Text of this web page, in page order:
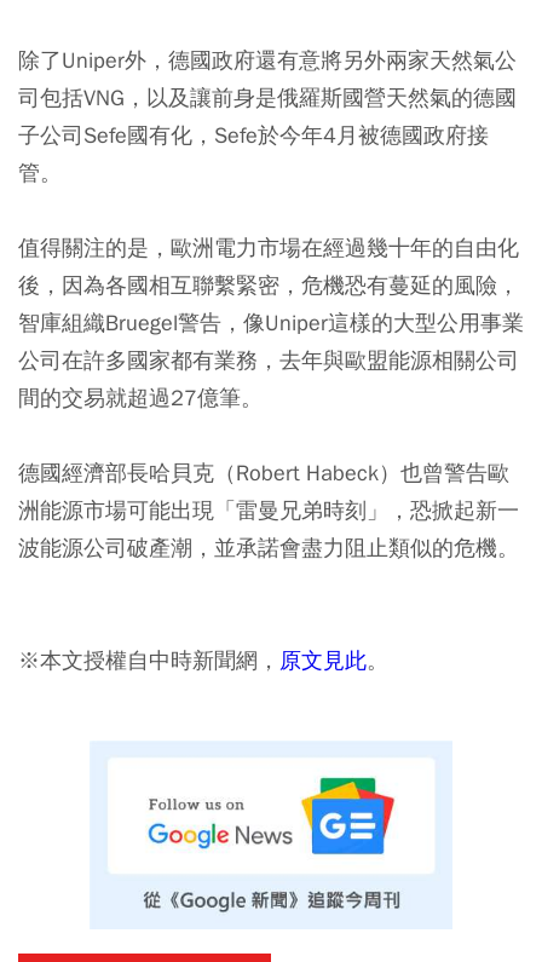
除了Uniper外，德國政府還有意將另外兩家天然氣公
司包括VNG，以及讓前身是俄羅斯國營天然氣的德國
子公司Sefe國有化，Sefe於今年4月被德國政府接
管。
值得關注的是，歐洲電力市場在經過幾十年的自由化
後，因為各國相互聯繫緊密，危機恐有蔓延的風險，
智庫組織Bruegel警告，像Uniper這樣的大型公用事業
公司在許多國家都有業務，去年與歐盟能源相關公司
間的交易就超過27億筆。
德國經濟部長哈貝克（Robert Habeck）也曾警告歐
洲能源市場可能出現「雷曼兄弟時刻」，恐掀起新一
波能源公司破產潮，並承諾會盡力阻止類似的危機。
※本文授權自中時新聞網， 原文見此。